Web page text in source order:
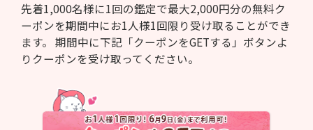
先着1,000名様に1回の鑑定で最大2,000円分の無料ク
ーポンを期間中にお1人様1回限り受け取ることができ
ます。 期間中に下記「クーポンをGETする」ボタンよ
りクーポンを受け取ってください。